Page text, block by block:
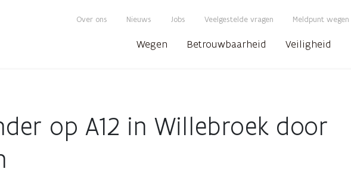
Over ons Nieuws Jobs Veelgestelde vragen Meldpunt wegen
Wegen Betrouwbaarheid Veiligheid
op A12 in Willebroek door